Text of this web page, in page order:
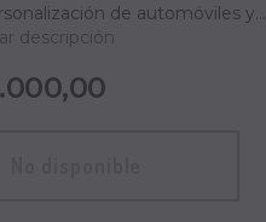
de automóviles y...
descripción